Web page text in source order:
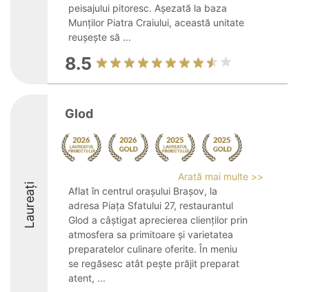
peisajului pitoresc. Așezată la baza
Munților Piatra Craiului, această unitate
reușește să ...
8.5
Laureați
Glod
Arată mai multe >>
Aflat în centrul orașului Brașov, la
adresa Piața Sfatului 27, restaurantul
Glod a câștigat aprecierea clienților prin
atmosfera sa primitoare și varietatea
preparatelor culinare oferite. În meniu
se regăsesc atât pește prăjit preparat
atent, ...